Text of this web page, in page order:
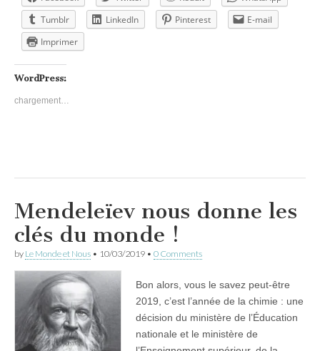
Tumblr
LinkedIn Pinterest
E-mail
Imprimer
WordPress:
chargement…
Mendeleïev nous donne les
clés du monde !
by Le Monde et Nous • 10/03/2019 • 0 Comments
Bon alors, vous le savez peut-être
2019, c’est l’année de la chimie : une
décision du ministère de l’Éducation
nationale et le ministère de